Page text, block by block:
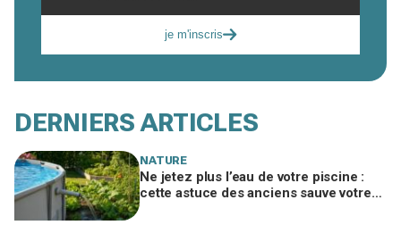
je m'inscris
DERNIERS ARTICLES
NATURE
Ne jetez plus l’eau de votre piscine :
cette astuce des anciens sauve votre